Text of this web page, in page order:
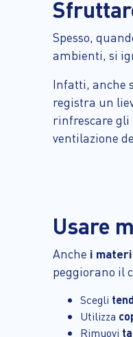
Spesso,
ambienti, si
Infatti, anche
registra un
rinfrescare gli
ventilazione
Usare
Anche i
peggiorano il
Scegli
Utilizza
Rimuovi